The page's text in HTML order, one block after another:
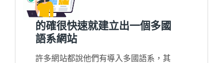
的確很快速就建立出一個多國
語系網站
許多網站都說他們有導入多國語系，其